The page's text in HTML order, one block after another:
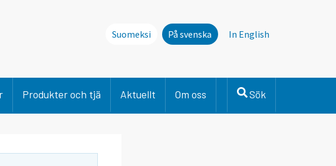
Suomeksi På svenska In English
Produkter och tjä Aktuellt Om oss Sök